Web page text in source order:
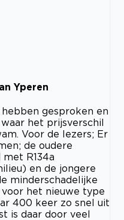
Yperen
gesproken en
het prijsverschil
Voor de lezers; Er
de oudere
R134a
en de jongere
minderschadelijke
het nieuwe type
400 keer zo snel uit
is daar door veel